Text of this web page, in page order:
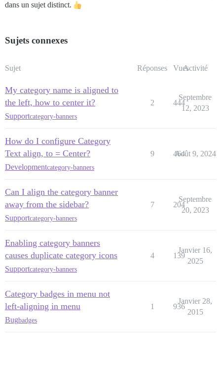
dans un sujet distinct.
Sujets connexes
Sujet Réponses VuesActivité
My category name is aligned to
the left, how to center it?
Supportcategory-banners
2 444
Septembre
12, 2023
How do I configure Category
Text align, to = Center?
Developmentcategory-banners
9 464
Août 9, 2024
Can I align the category banner
away from the sidebar?
Supportcategory-banners
7 204
Septembre
20, 2023
Enabling category banners
causes duplicate category icons
Supportcategory-banners
4 139
Janvier 16,
2025
Category badges in menu not
left-aligning in menu
Bugbadges
1 936
Janvier 28,
2015